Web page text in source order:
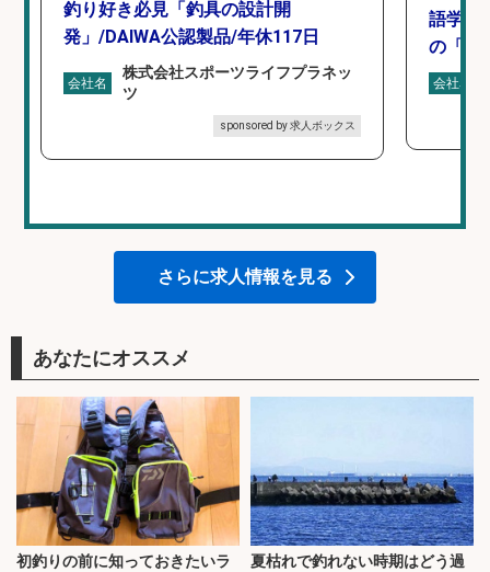
釣り好き必見「釣具の設計開
発」/DAIWA公認製品/年休117日
会社名
株式会社スポーツライフプラネッ
ツ
sponsored by 求人ボックス
語学力
の「海
会社名
さらに求人情報を見る
あなたにオススメ
初釣りの前に知っておきたいラ
夏枯れで釣れない時期はどう過